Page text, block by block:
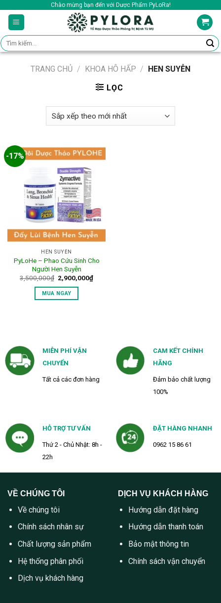
content
Chào mừng bạn đến với Dược Phẩm PyLoRa!
Tìm
kiếm:
TRANG CHỦ / KHOA HÔ HẤP / HEN SUYỄN
LỌC
-17%
HEN SUYỄN
PyLoHe – Phao Cứu Sinh Cho
Người Hen Suyễn
3,500,000₫ Giá
gốc
là:
3,500,000₫.
2,900,000₫Giá
MUA NGAY
MIỄN PHÍ VẬN
CHUYỂN
Tất cả các đơn hàng
CAM KẾT CHÍNH
HÃNG
Đảm bảo chất lượng
100%
HỖ TRỢ TƯ VẤN
Thứ 2 - Chủ Nhật: 8h -
22h
ĐẶT HÀNG NHANH
0962 15 86 61
VỀ CHÚNG TÔI
Về chúng tôi
Chính sách nhân sự
Chất lượng sản phẩm
Hệ thống phân phối
Dịch vụ khách hàng
DỊCH VỤ KHÁCH HÀNG
Hướng dẫn đặt hàng
Hướng dẫn thanh toán
Bảo mật thông tin
Chính sách vận chuyển